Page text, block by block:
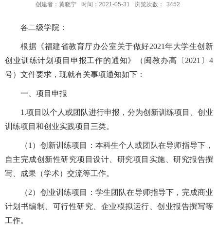
创建者：黄晓宁 时间：2021-05-31 浏览次数： 3452
各二级学院：
根据《福建省教育厅办公室关于做好2021年大学生创新
创业训练计划项目申报工作的通知》（ 闽教办高〔 2021 〕4
号） 文件要求，现就有关事项通知如下：
一、项目申报
1.项目以个人或团队进行申报 ，分为创新训练项目、创业
训练项目和创业实践项目三类。
（1 ） 创新训练项目：本科生个人或团队在导师指导下，
自主完成创新性研究项目设计、研究项目实施、研究报告撰
写、成果（学术）交流等工作。
（2） 创业训练项目： 学生团队在导师指导下，完成商业
计划书编制、可行性研究、企业模拟运行、创业报告撰写等
工作。